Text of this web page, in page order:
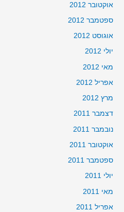
אוקטובר 2012
ספטמבר 2012
אוגוסט 2012
יולי 2012
מאי 2012
אפריל 2012
מרץ 2012
דצמבר 2011
נובמבר 2011
אוקטובר 2011
ספטמבר 2011
יולי 2011
מאי 2011
אפריל 2011